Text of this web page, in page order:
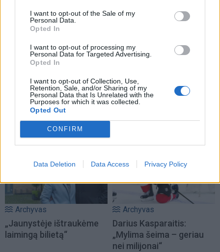
I want to opt-out of the Sale of my
Personal Data.
Opted In
I want to opt-out of processing my
Personal Data for Targeted Advertising.
Opted In
I want to opt-out of Collection, Use,
Retention, Sale, and/or Sharing of my
Personal Data that Is Unrelated with the
Purposes for which it was collected.
Opted Out
CONFIRM
Data Deletion Data Access Privacy Policy
Archyvas
Klaipėdos miesto
savivaldybės COVID-19
valdymo ir pagalbos
verslui priemonių planas
2021 metams
Klaipėdos miesto
miesto savivaldybės
tarybos posėdžio
Archyvas
„Jaunystėje ištraukėme
laimingą bilietą“
Archyvas
Darius Kasparaitis:
„Mylima šeima – geriau
nei milijonai“